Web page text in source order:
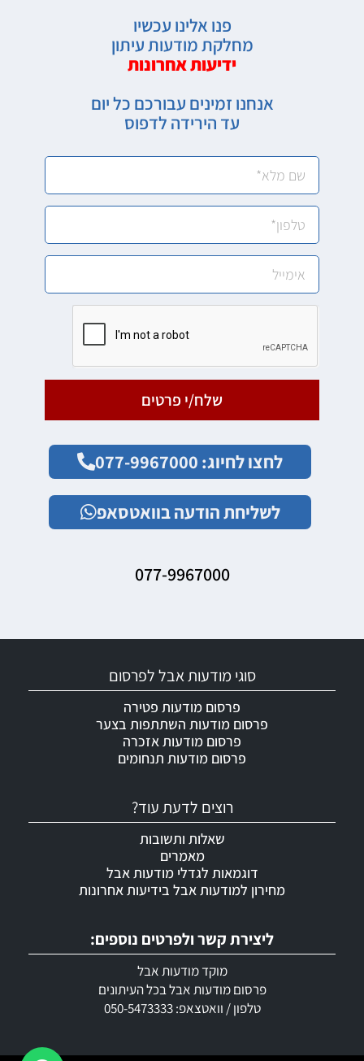
פנו אלינו עכשיו
מחלקת מודעות עיתון
ידיעות אחרונות
אנחנו זמינים עבורכם כל יום
עד הירידה לדפוס
שלח/י פרטים
לחצו לחיוג: 077-9967000
לשליחת הודעה בוואטסאפ
077-9967000
ליצירת קשר ולפרטים נוספים:
מוקד מודעות אבל
פרסום מודעות אבל בכל העיתונים
טלפון / וואטצאפ: 050-5473333
רוצים לדעת עוד?
שאלות ותשובות
מאמרים
דוגמאות לגדלי מודעות אבל
מחירון למודעות אבל בידיעות אחרונות
סוגי מודעות אבל לפרסום
פרסום מודעות פטירה
פרסום מודעות השתתפות בצער
פרסום מודעות אזכרה
פרסום מודעות תנחומים